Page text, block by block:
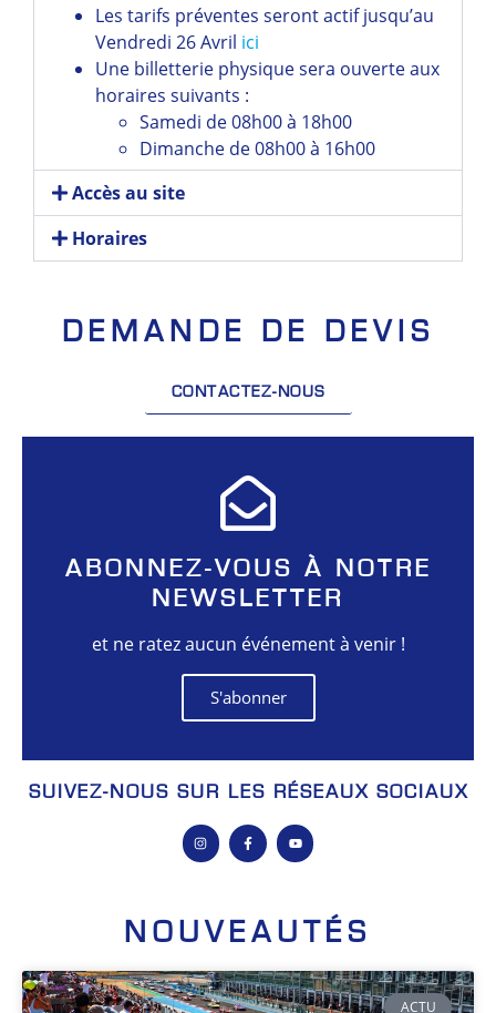
Les tarifs préventes seront actif jusqu’au
Vendredi 26 Avril ici
Une billetterie physique sera ouverte aux
horaires suivants :
Samedi de 08h00 à 18h00
Dimanche de 08h00 à 16h00
Accès au site
Horaires
DEMANDE DE DEVIS
CONTACTEZ-NOUS
ABONNEZ-VOUS À NOTRE
NEWSLETTER
et ne ratez aucun événement à venir !
S'abonner
SUIVEZ-NOUS SUR LES RÉSEAUX SOCIAUX
NOUVEAUTÉS
ACTU